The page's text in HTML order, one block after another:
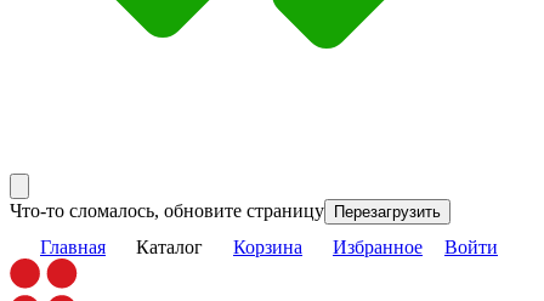
Что-то сломалось, обновите страницу Перезагрузить
Главная Каталог Корзина Избранное Войти